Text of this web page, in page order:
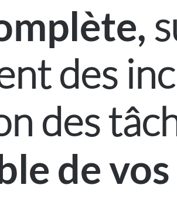
des
des
de